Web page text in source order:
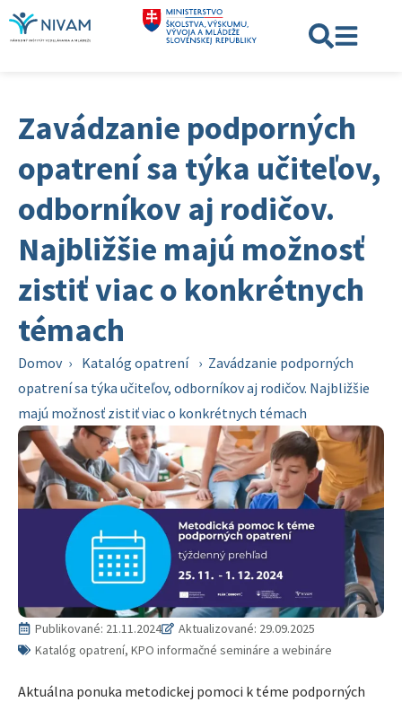
Zavádzanie podporných
opatrení sa týka učiteľov,
odborníkov aj rodičov.
Najbližšie majú možnosť
zistiť viac o konkrétnych
témach
Domov › Katalóg opatrení › Zavádzanie podporných
opatrení sa týka učiteľov, odborníkov aj rodičov. Najbližšie
majú možnosť zistiť viac o konkrétnych témach
Publikované: 21.11.2024
Aktualizované: 29.09.2025
Katalóg opatrení, KPO informačné semináre a webináre
Aktuálna ponuka metodickej pomoci k téme podporných